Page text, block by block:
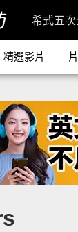
希式五次
精選影片